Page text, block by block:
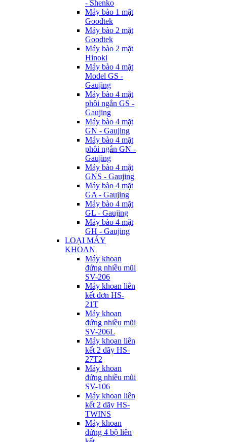
- Shenko
Máy bào 1 mặt
Goodtek
Máy bào 2 mặt
Goodtek
Máy bào 2 mặt
Hinoki
Máy bào 4 mặt
Model GS -
Gaujing
Máy bào 4 mặt
phôi ngắn GS -
Gaujing
Máy bào 4 mặt
GN - Gaujing
Máy bào 4 mặt
phôi ngắn GN -
Gaujing
Máy bào 4 mặt
GNS - Gaujing
Máy bào 4 mặt
GA - Gaujing
Máy bào 4 mặt
GL - Gaujing
Máy bào 4 mặt
GH - Gaujing
LOẠI MÁY
KHOAN
Máy khoan
đứng nhiều mũi
SV-206
Máy khoan liên
kết đơn HS-
21T
Máy khoan
đứng nhiều mũi
SV-206L
Máy khoan liên
kết 2 dãy HS-
27T2
Máy khoan
đứng nhiều mũi
SV-106
Máy khoan liên
kết 2 dãy HS-
TWINS
Máy khoan
đứng 4 bộ liên